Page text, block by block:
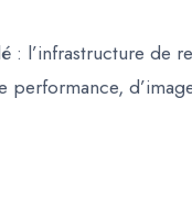
: l’infrastructure de
performance,